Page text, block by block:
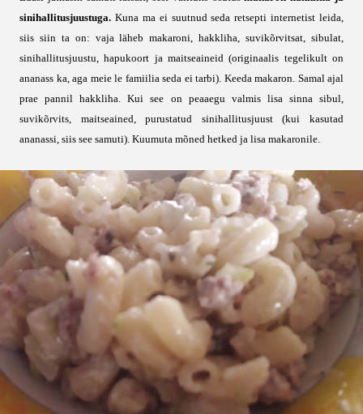
sinihallitusjuustuga. Kuna ma ei suutnud seda retsepti internetist leida,
siis siin ta on: vaja läheb makaroni, hakkliha, suvikõrvitsat, sibulat,
sinihallitusjuustu, hapukoort ja maitseaineid (originaalis tegelikult on
ananass ka, aga meie le famiilia seda ei tarbi). Keeda makaron. Samal ajal
prae pannil hakkliha. Kui see on peaaegu valmis lisa sinna sibul,
suvikõrvits, maitseained, purustatud sinihallitusjuust (kui kasutad
ananassi, siis see samuti). Kuumuta mõned hetked ja lisa makaronile.